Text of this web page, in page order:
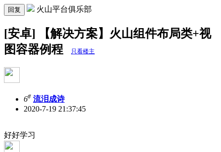
回复 火山平台俱乐部
[安卓] 【解决方案】火山组件布局类+视
图容器例程
只看楼主
6# 流泪成诗
2020-7-19 21:37:45
好好学习